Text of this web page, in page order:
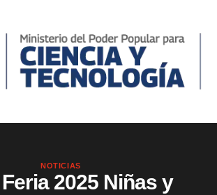
NOTICIAS
2025 Niñas y